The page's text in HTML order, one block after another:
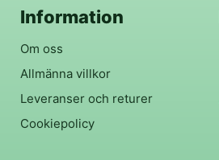
Information
Om oss
Allmänna villkor
Leveranser och returer
Cookiepolicy